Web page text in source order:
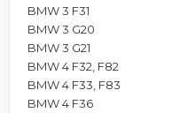
BMW 3 F31
BMW 3 G20
BMW 3 G21
BMW 4 F32, F82
BMW 4 F33, F83
BMW 4 F36